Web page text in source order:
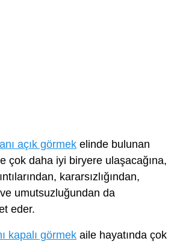
açık görmek elinde bulunan
çok daha iyi biryere ulaşacağına,
kararsızlığından,
umutsuzluğundan da
eder.
kapalı görmek aile hayatında çok